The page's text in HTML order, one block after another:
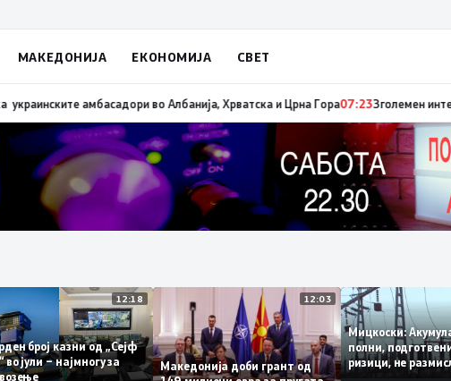
МАКЕДОНИЈА ЕКОНОМИЈА СВЕТ
Европа – првата е имиграцијата, втората е енергијата07:25Зеленски ги
12:18
број казни од „Сејф
во јули – најмногу за
возење
12:03
Македонија доби грант од
Мицкоски:
полни,
ризици, не
поскапување